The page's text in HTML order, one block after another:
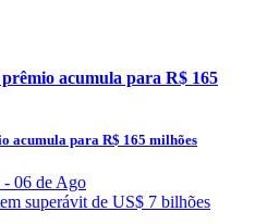
acumula para R$ 165
acumula para R$ 165 milhões
- 06 de Ago